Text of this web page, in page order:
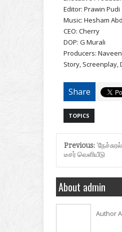
Editor: Prawin Pudi
Music: Hesham
CEO: Cherry
DOP: G Murali
Producers:
Story, Screenplay,
Share
TOPICS
Previous:
டீசர் வெளியீடு
About admin
Author